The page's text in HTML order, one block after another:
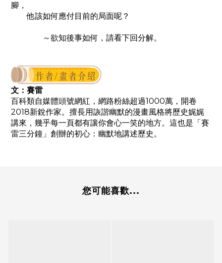
腳，
他該如何應付目前的局面呢？
～欲知後事如何，請看下回分解。
文：賽雷
百科類自媒體頭號網紅，網路粉絲超過1000萬，開卷
2018新銳作家。擅長用詼諧幽默的漫畫風格將歷史娓娓
講來，幾乎每一頁都有讓你會心一笑的地方。這也是「賽
雷三分鐘」創辦的初心：幽默地講述歷史。
您可能喜歡...